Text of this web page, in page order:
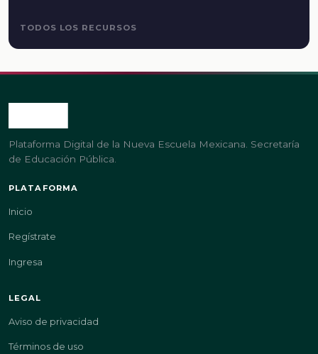
TODOS LOS RECURSOS
Plataforma Digital de la Nueva Escuela Mexicana. Secretaría
de Educación Pública.
PLATAFORMA
Inicio
Regístrate
Ingresa
LEGAL
Aviso de privacidad
Términos de uso